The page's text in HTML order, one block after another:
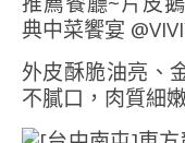
外皮酥脆油亮、
不膩口，肉質細